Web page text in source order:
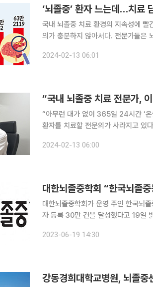
‘뇌졸중’ 환자 느는데…치료
국내 뇌졸중 치료 환경의 지속성에
의가 충분하지 않아서다. 전문가들은
자는 꾸준히 늘고 있다. 국내 뇌졸중
2024-02-13 06:01
“국내 뇌졸중 치료 전문가,
“아무런 대가 없이 365일 24시간 ‘온콜’을 자처
환자를 치료할 전문의가 사라지고 있
체에서는 피·안·성(피부과, 안과, 성형
2024-02-13 06:00
대한뇌졸중학회 “한국뇌졸
대한뇌졸중학회가 운영 주인 한국
자 등록 30만 건을 달성했다고 19일
뇌졸중학회의 지원사업으로 2001년
2023-06-19 14:30
강동경희대학교병원, 뇌졸중